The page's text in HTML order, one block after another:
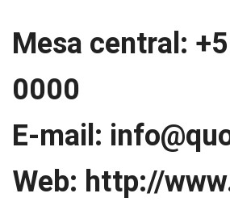
Mesa central:
0000
E-mail:
Web: http://